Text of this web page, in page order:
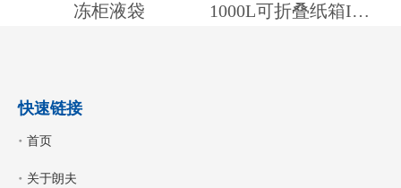
冻柜液袋 1000L可折叠纸箱IBC
快速链接
首页
关于朗夫